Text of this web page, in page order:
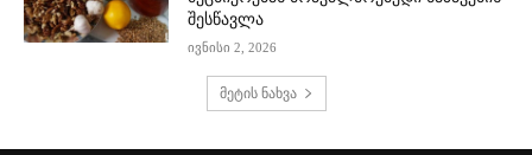
შესწავლა
ივნისი 2, 2026
მეტის ნახვა